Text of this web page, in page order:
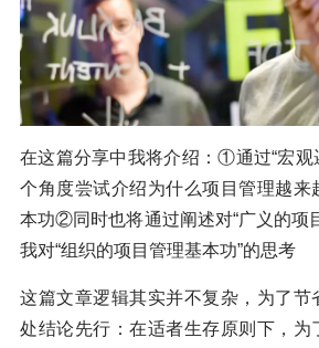
在这篇分享中我将介绍：①通过“宏观
个角度尝试介绍为什么项目管理越来
本功②同时也将通过阐述对“广义的项
我对“组织的项目管理基本功”的思考
这篇文章逻辑其实并不复杂，为了节
处结论先行：在适者生存原则下，为